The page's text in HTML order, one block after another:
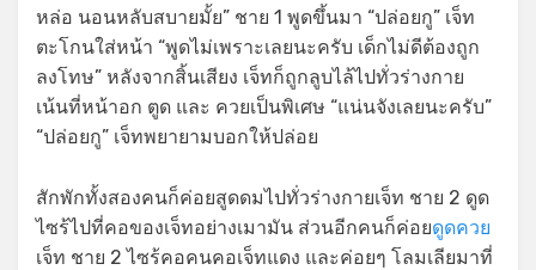
หล่อ นอนหลับสบายมั้ย” ชาย 1 พูดขึ้นมา “ปล่อยกู” เจ็ท
ตะโกนใส่หน้า “พูดไม่เพราะเลยนะครับ เด็กไม่ดีต้องถูก
ลงโทษ” หลังจากสิ้นเสียง เจ็ทก็ถูกลูบไล้ไปทั่วร่างกาย
เน้นที่หน้าอก ตูด และ ควยเป็นพิเศษ “แน่นจังเลยนะครับ”
“ปล่อยกู” เจ็ทพยายามบอกให้ปล่อย
สักพักทั้งสองคนก็ค่อยสูดดมไปทั่วร่างกายเจ็ท ชาย 2 ดูด
ไซร้ไปที่คอของเจ็ทอย่างเมามัน ส่วนอีกคนก็ค่อยดูดควย
เจ็ท ชาย 2 ไซร้คอคนคอเจ็ทแดง และค่อยๆ โลมเลียมาที่